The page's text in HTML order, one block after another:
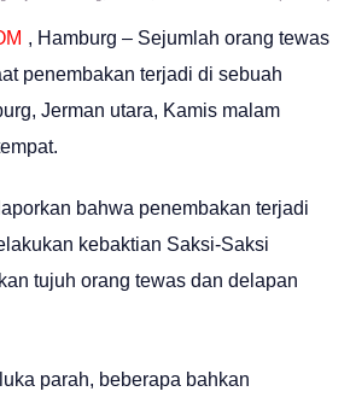
, Hamburg – Sejumlah orang tewas
penembakan terjadi di sebuah
Jerman utara, Kamis malam
bahwa penembakan terjadi
kebaktian Saksi-Saksi
tujuh orang tewas dan delapan
parah, beberapa bahkan